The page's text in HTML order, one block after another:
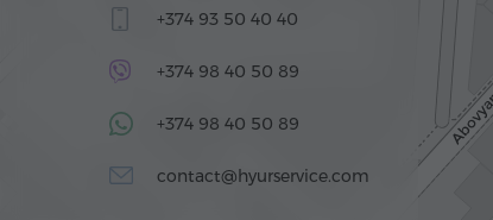
+374 93 50 40 40
+374 98 40 50 89
+374 98 40 50 89
contact@hyurservice.com